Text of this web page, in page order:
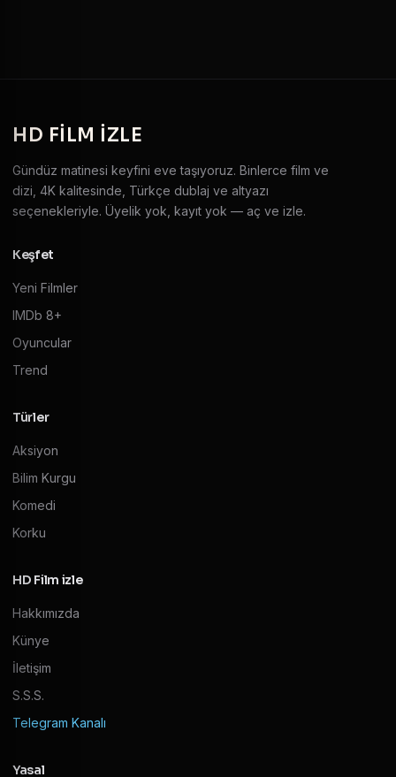
HD FILM IZLE
Gündüz matinesi keyfini eve taşıyoruz. Binlerce film ve
dizi, 4K kalitesinde, Türkçe dublaj ve altyazı
seçenekleriyle. Üyelik yok, kayıt yok — aç ve izle.
Keşfet
Yeni Filmler
IMDb 8+
Oyuncular
Trend
Türler
Aksiyon
Bilim Kurgu
Komedi
Korku
HD Film izle
Hakkımızda
Künye
İletişim
S.S.S.
Telegram Kanalı
Yasal